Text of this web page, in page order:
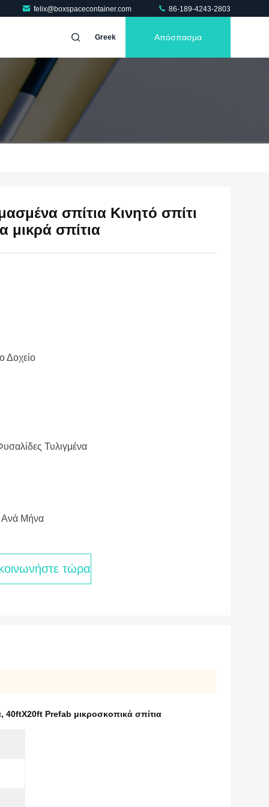
felix@boxspacecontainer.com 86-189-4243-2803
Greek Απόσπασμα
σπίτια Κινητό σπίτι
μικρά σπίτια
Δοχείο
Τυλιγμένα
Ανά Μήνα
τώρα
, 40ftX20ft Prefab μικροσκοπικά σπίτια